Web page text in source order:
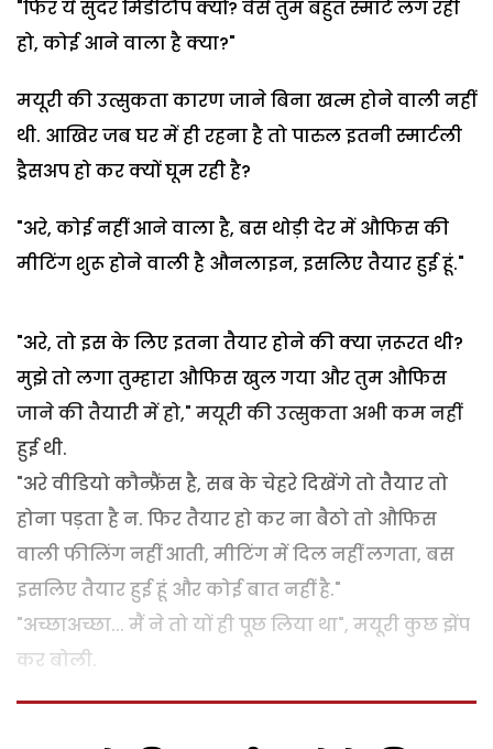
"फिर ये सुंदर मिडीटौप क्यों? वैसे तुम बहुत स्मार्ट लग रही
हो, कोई आने वाला है क्या?"
मयूरी की उत्सुकता कारण जाने बिना खत्म होने वाली नहीं
थी. आखिर जब घर में ही रहना है तो पारुल इतनी स्मार्टली
ड्रैसअप हो कर क्यों घूम रही है?
"अरे, कोई नहीं आने वाला है, बस थोड़ी देर में औफिस की
मीटिंग शुरू होने वाली है औनलाइन, इसलिए तैयार हुई हूं."
"अरे, तो इस के लिए इतना तैयार होने की क्या ज़रूरत थी?
मुझे तो लगा तुम्हारा औफिस खुल गया और तुम औफिस
जाने की तैयारी में हो," मयूरी की उत्सुकता अभी कम नहीं
हुई थी.
"अरे वीडियो कौन्फ्रैंस है, सब के चेहरे दिखेंगे तो तैयार तो
होना पड़ता है न. फिर तैयार हो कर ना बैठो तो औफिस
वाली फीलिंग नहीं आती, मीटिंग में दिल नहीं लगता, बस
इसलिए तैयार हुई हूं और कोई बात नहीं है."
"अच्छाअच्छा... मैं ने तो यों ही पूछ लिया था", मयूरी कुछ झेंप
कर बोली.